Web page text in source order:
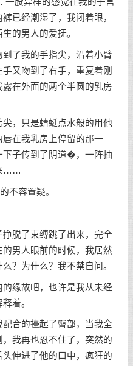
已经潮湿了，我闭着眼，
的男人的爱抚。
了我的手指尖，沿着小臂
又吻到了右手，重复着刚
在外面的两个半圆的乳房
，只是蜻蜓点水般的用他
在我乳房上停留的那一
下子传到了阴道�，一阵抽
……
不容置疑。
脱了束缚跳了出来，完全
男人眼前的时候，我居然
？为什么？我不禁自问。
缘故吧，也许是我从未经
着。
合的擡起了臀部，当我全
我再也忍不住了，突然的
伸进了他的口中，疯狂的